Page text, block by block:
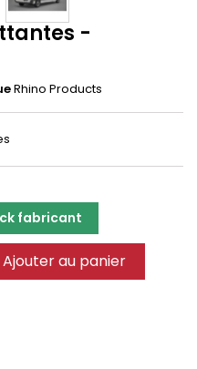
-
Rhino Products
fabricant
Ajouter au panier